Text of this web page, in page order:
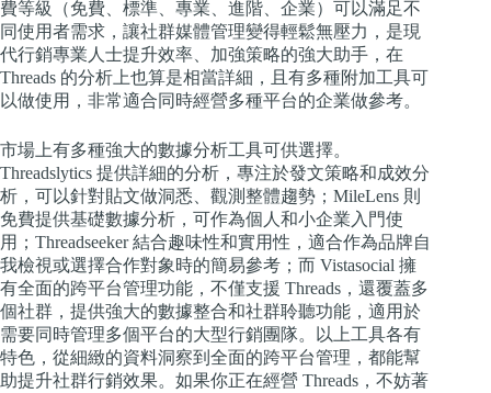
費等級（免費、標準、專業、進階、企業）可以滿足不
同使用者需求，讓社群媒體管理變得輕鬆無壓力，是現
代行銷專業人士提升效率、加強策略的強大助手，在
Threads 的分析上也算是相當詳細，且有多種附加工具可
以做使用，非常適合同時經營多種平台的企業做參考。
市場上有多種強大的數據分析工具可供選擇。
Threadslytics 提供詳細的分析，專注於發文策略和成效分
析，可以針對貼文做洞悉、觀測整體趨勢；MileLens 則
免費提供基礎數據分析，可作為個人和小企業入門使
用；Threadseeker 結合趣味性和實用性，適合作為品牌自
我檢視或選擇合作對象時的簡易參考；而 Vistasocial 擁
有全面的跨平台管理功能，不僅支援 Threads，還覆蓋多
個社群，提供強大的數據整合和社群聆聽功能，適用於
需要同時管理多個平台的大型行銷團隊。以上工具各有
特色，從細緻的資料洞察到全面的跨平台管理，都能幫
助提升社群行銷效果。如果你正在經營 Threads，不妨著